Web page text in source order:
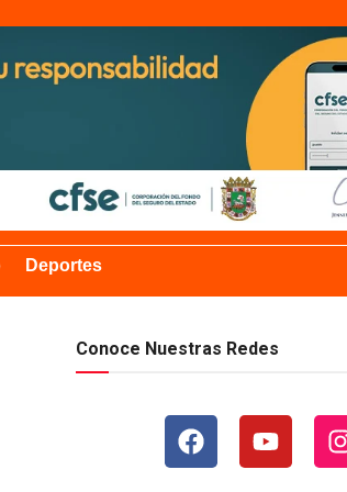
Deportes
Conoce Nuestras Redes